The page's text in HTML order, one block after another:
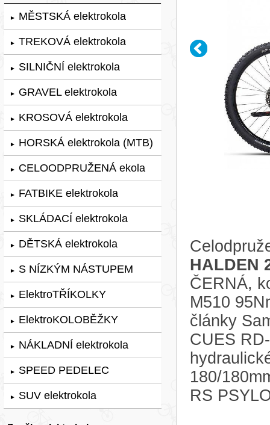
► MĚSTSKÁ elektrokola
► TREKOVÁ elektrokola
► SILNIČNÍ elektrokola
► GRAVEL elektrokola
► KROSOVÁ elektrokola
► HORSKÁ elektrokola (MTB)
► CELOODPRUŽENÁ ekola
► FATBIKE elektrokola
► SKLÁDACÍ elektrokola
► DĚTSKÁ elektrokola
► S NÍZKÝM NÁSTUPEM
► ElektroTŘÍKOLKY
► ElektroKOLOBĚŽKY
► NÁKLADNÍ elektrokola
► SPEED PEDELEC
► SUV elektrokola
HALDEN
ČERNÁ,
M510
články
CUES
180/
RS